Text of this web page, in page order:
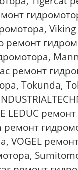
ремонт
ремонт
Tokunda,
LEDUC
VOGEL